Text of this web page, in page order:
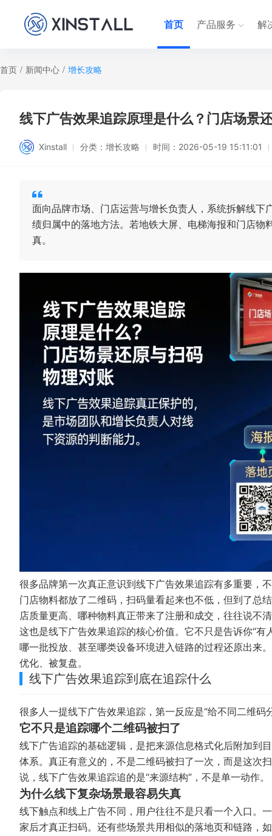
首页 产品服务 解
首页 / 新闻中心 / 增长攻略
线下广告效果追踪原理是什么？门店场景
Xinstall 分类： 增长攻略 时间： 2026-05-19 15:11:01
面向品牌市场、门店运营与增长负责人，系统拆解线
绩归属中的落地方法。若地铁大屏、电梯海报和门店
真。
很多品牌第一次真正意识到线下广告效果追踪有多重要，
门店物料都放了二维码，扫码量看起来也不低，但到了总
店质量更高、哪种物料真正带来了注册和成交，往往说不
这也是线下广告效果追踪的核心价值。它不只是告诉你“
哪一批投放、甚至哪类设备环境进入链路的过程还原出来
优化、被复盘。
线下广告效果追踪到底在追踪什么
很多人一提线下广告效果追踪，第一反应是“给不同二维
它不只是追踪哪个二维码被扫了
线下广告追踪的基础逻辑，是把来源信息格式化后附加到
体系。真正有意义的，不是二维码被扫了一次，而是这次
说，线下广告效果追踪追的是“来源结构”，不是单一动作。
为什么线下复杂场景最容易失真
线下触点和线上广告不同，用户往往不是只看一个入口。
家后才真正扫码。还有些场景共用相似的落地页和链路，